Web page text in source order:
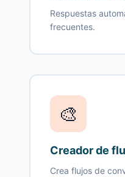
Respuestas
frecuentes.
🎨
Creador de
Crea flujos de